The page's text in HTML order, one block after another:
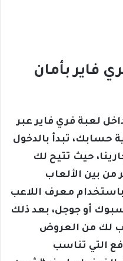
فاير بأمان
لعبة فري فاير عبر
تبدأ بالدخول
حيث تتيح لك
من بين الألعاب
معرف اللاعب
أو جوجل، بعد ذلك
لك من العروض
التي تناسب